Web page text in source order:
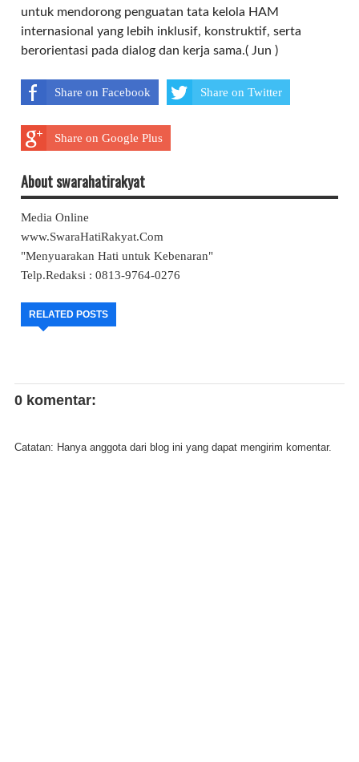
untuk mendorong penguatan tata kelola HAM
internasional yang lebih inklusif, konstruktif, serta
berorientasi pada dialog dan kerja sama.( Jun )
Share on Facebook Share on Twitter
Share on Google Plus
About swarahatirakyat
Media Online
www.SwaraHatiRakyat.Com
"Menyuarakan Hati untuk Kebenaran"
Telp.Redaksi : 0813-9764-0276
RELATED POSTS
0 komentar:
Catatan: Hanya anggota dari blog ini yang dapat mengirim komentar.